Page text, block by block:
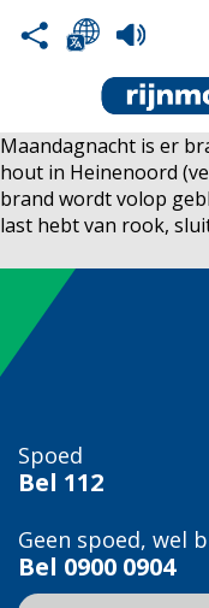
Maandagnacht is er
hout in Heinenoord
brand wordt volop
last hebt van rook,
Spoed
Bel 112
Geen spoed, wel
Bel 0900 0904